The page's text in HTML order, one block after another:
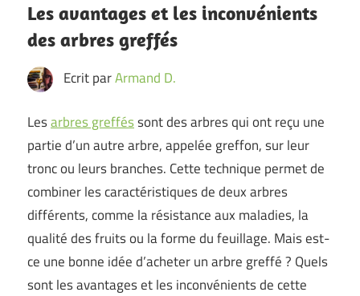
Les avantages et les inconvénients
des arbres greffés
Ecrit parArmand D.
Lesarbres grefféssont des arbres qui ont reçu une
partie d’un autre arbre, appelée greffon, sur leur
tronc ou leurs branches. Cette technique permet de
combiner les caractéristiques de deux arbres
différents, comme la résistance aux maladies, la
qualité des fruits ou la forme du feuillage. Mais est-
ce une bonne idée d’acheter un arbre greffé ? Quels
sont les avantages et les inconvénients de cette